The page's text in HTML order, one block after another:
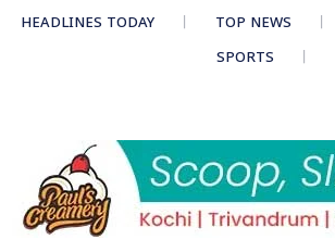
HEADLINES TODAY TOP NEWS
SPORTS